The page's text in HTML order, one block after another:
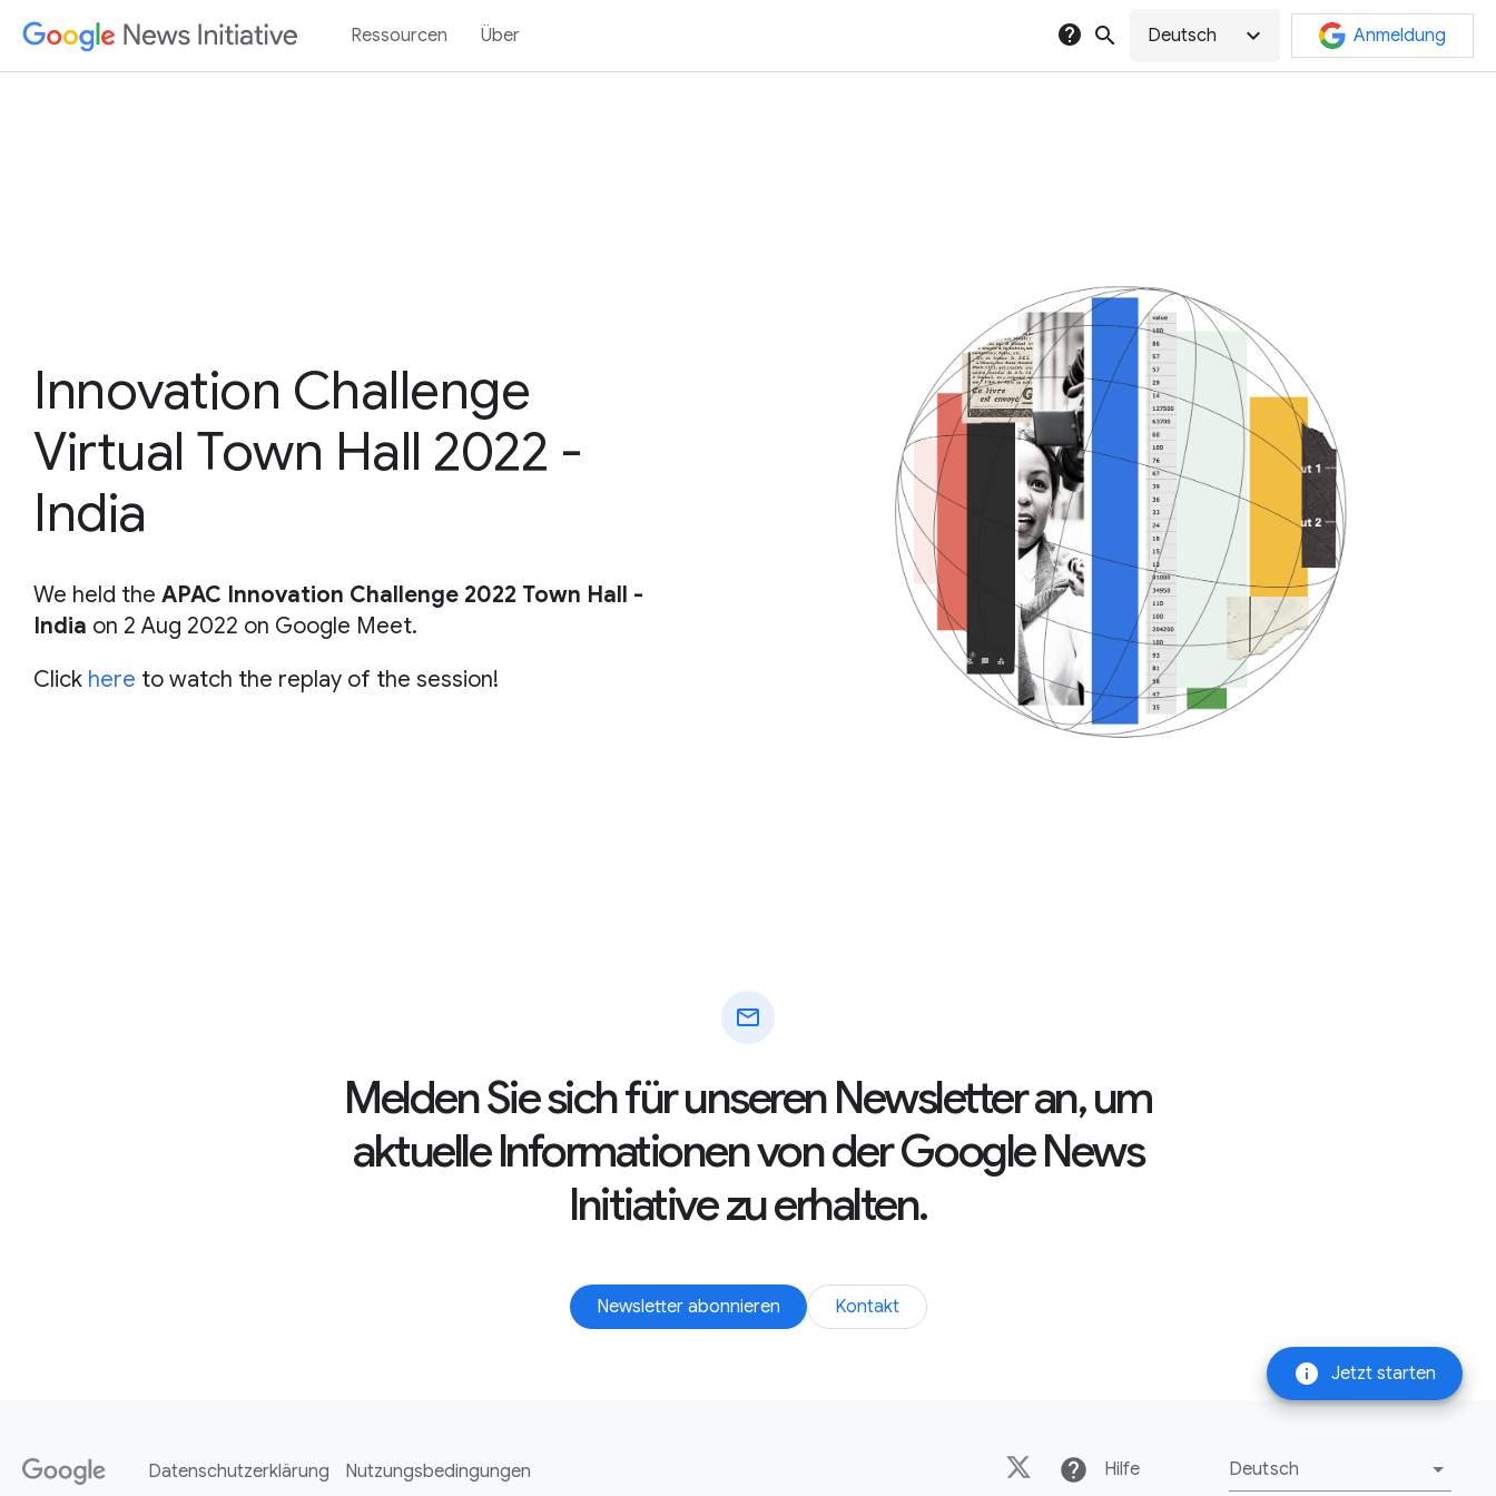
Ressourcen Über help search Deutsch expand_more Anmeldung
info Jetzt starten
Innovation Challenge
Virtual Town Hall 2022 -
India
We held the APAC Innovation Challenge 2022 Town Hall -
India on 2 Aug 2022 on Google Meet.
Click here to watch the replay of the session!
mail
Melden Sie sich für unseren Newsletter an, um
aktuelle Informationen von der Google News
Initiative zu erhalten.
Newsletter abonnieren Kontakt
Datenschutzerklärung Nutzungsbedingungen help Hilfe Deutsch